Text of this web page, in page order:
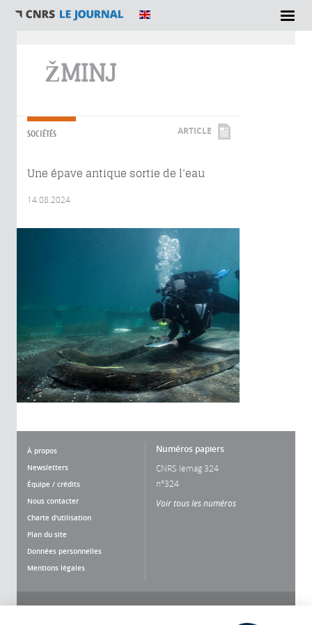
ŽMINJ
SOCIÉTÉS ARTICLE
Une épave antique sortie de l’eau
14.08.2024
À propos
Newsletters
Équipe / crédits
Nous contacter
Charte d'utilisation
Plan du site
Données personnelles
Mentions légales
Numéros papiers
CNRS lemag 324
n°324
Voir tous les numéros